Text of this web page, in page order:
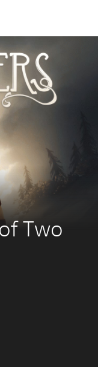
Two